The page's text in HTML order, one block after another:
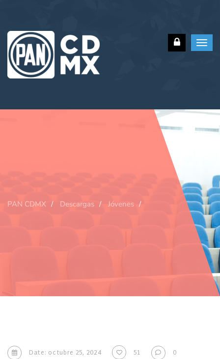
PAN CDMX Descargas Jóvenes
Date: octubre 25, 2024 51
0